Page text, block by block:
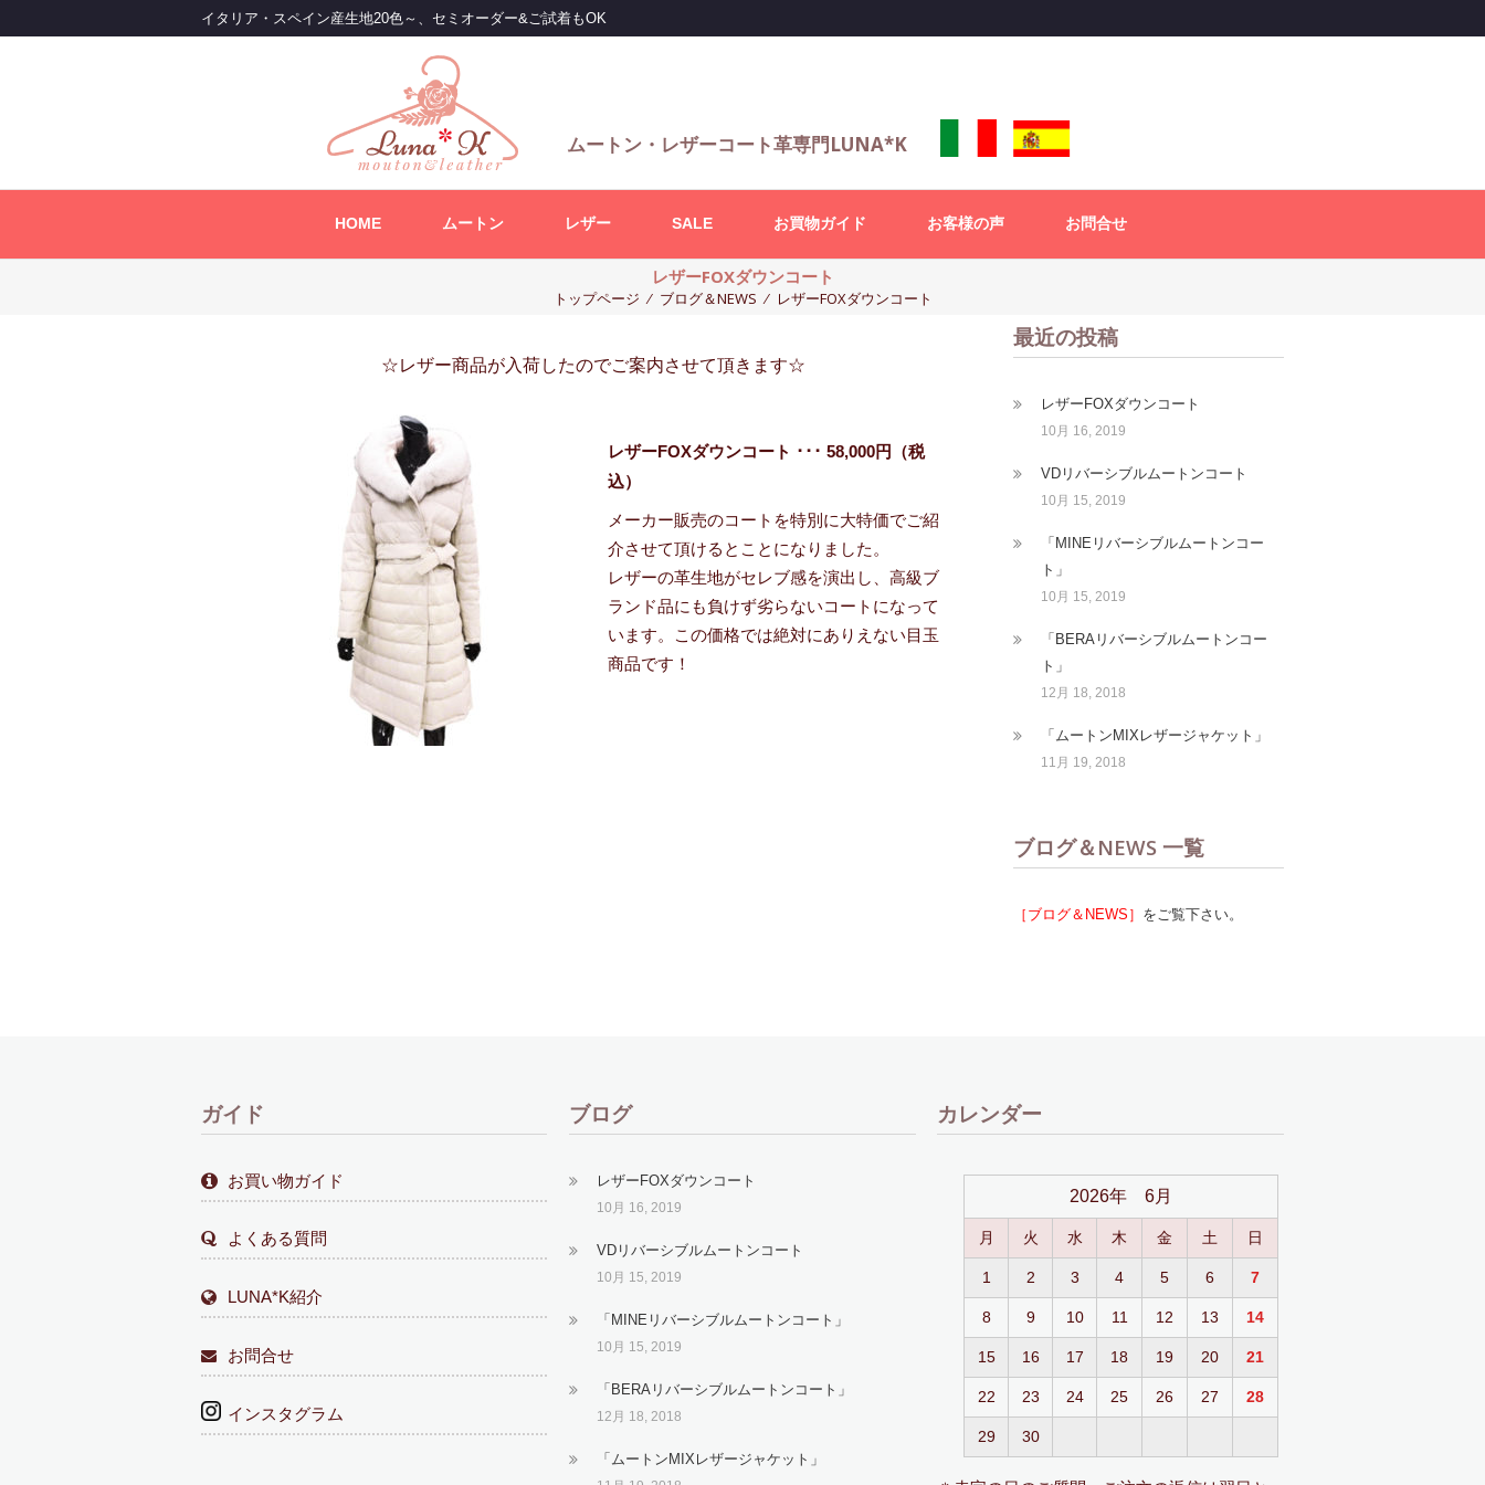
ン
キ
イタリア・スペイン産生地20色～、セミオーダー&ご試着もOK
ムートン・レザーコート革専門LUNA*K
HOME ムートン レザー SALE お買物ガイド お客様の声 お問合せ
レザーFOXダウンコート
トップページ ⁄ ブログ＆NEWS ⁄ レザーFOXダウンコート
☆レザー商品が入荷したのでご案内させて頂きます☆
レザーFOXダウンコート ･･･ 58,000円（税
込）
メーカー販売のコートを特別に大特価でご紹
介させて頂けるとことになりました。
レザーの革生地がセレブ感を演出し、高級ブ
ランド品にも負けず劣らないコートになって
います。この価格では絶対にありえない目玉
商品です！
最近の投稿
レザーFOXダウンコート
10月 16, 2019
VDリバーシブルムートンコート
10月 15, 2019
「MINEリバーシブルムートンコー
ト」
10月 15, 2019
「BERAリバーシブルムートンコー
ト」
12月 18, 2018
「ムートンMIXレザージャケット」
11月 19, 2018
ブログ＆NEWS 一覧
［ブログ＆NEWS］ をご覧下さい。
ガイド
お買い物ガイド
よくある質問
LUNA*K紹介
お問合せ
インスタグラム
ブログ
レザーFOXダウンコート
10月 16, 2019
VDリバーシブルムートンコート
10月 15, 2019
「MINEリバーシブルムートンコート」
10月 15, 2019
「BERAリバーシブルムートンコート」
12月 18, 2018
「ムートンMIXレザージャケット」
カレンダー
2026年 6月
月 火 水 木 金 土 日
1 2 3 4 5 6 7
8 9 10 11 12 13 14
15 16 17 18 19 20 21
22 23 24 25 26 27 28
29 30